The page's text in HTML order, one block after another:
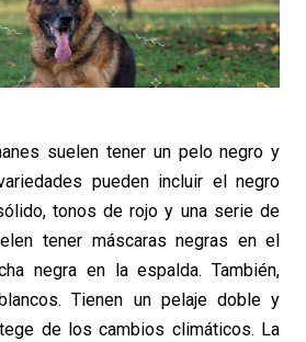
suelen tener un pelo negro y
pueden incluir el negro
tonos de rojo y una serie de
tener máscaras negras en el
negra en la espalda. También,
Tienen un pelaje doble y
de los cambios climáticos. La